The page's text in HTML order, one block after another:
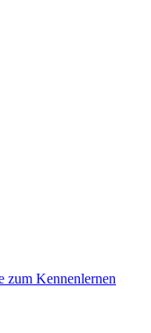
zum Kennenlernen